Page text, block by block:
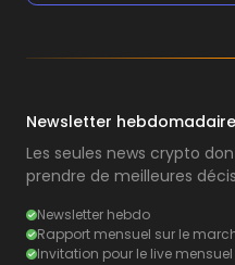
Newsletter
Les seules news crypto
prendre de meilleures
Newsletter hebdo
Rapport mensuel sur le
Invitation pour le live mensuel